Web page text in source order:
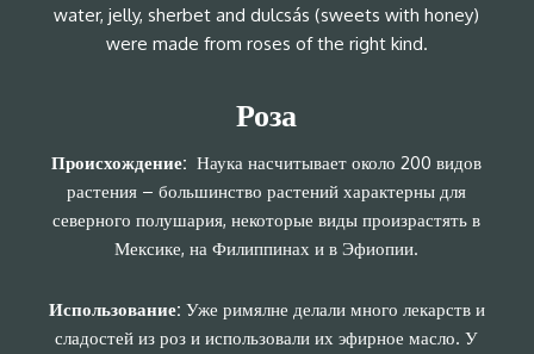
water, jelly, sherbet and dulcsás (sweets with honey)
were made from roses of the right kind.
Роза
Происхождение:Наука насчитывает около 200 видов
растения – большинство растений характерны для
северного полушария, некоторые виды произрастять в
Мексике, на Филиппинах и в Эфиопии.
Использование: Уже римялне делали много лекарств и
сладостей из роз и использовали их эфирное масло. У